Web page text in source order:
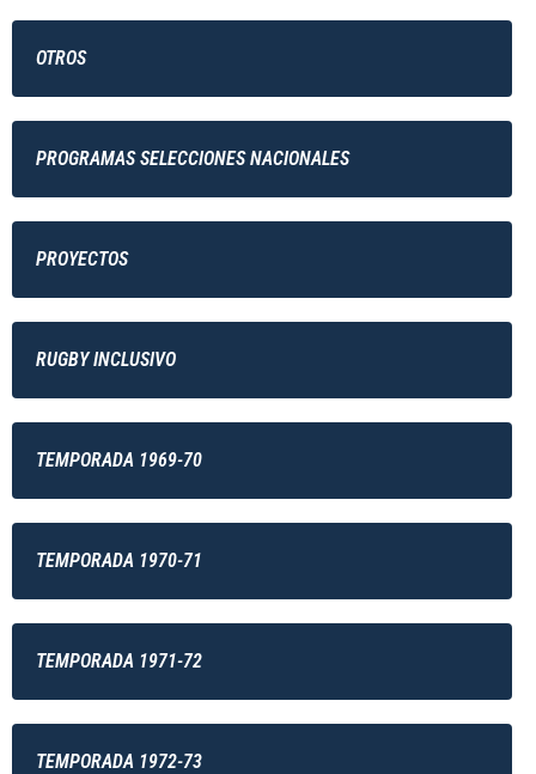
OTROS
PROGRAMAS SELECCIONES NACIONALES
PROYECTOS
RUGBY INCLUSIVO
TEMPORADA 1969-70
TEMPORADA 1970-71
TEMPORADA 1971-72
TEMPORADA 1972-73